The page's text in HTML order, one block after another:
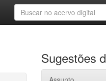
Sugestões